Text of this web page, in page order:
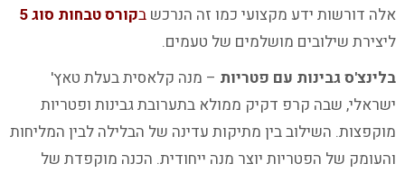
אלה דורשות ידע מקצועי כמו זה הנרכש בקורס טבחות סוג 5
ליצירת שילובים מושלמים של טעמים.
בלינצ'ס גבינות עם פטריות – מנה קלאסית בעלת טאץ'
ישראלי, שבה קרפ דקיק ממולא בתערובת גבינות ופטריות
מוקפצות. השילוב בין מתיקות עדינה של הבלילה לבין המליחות
והעומק של הפטריות יוצר מנה ייחודית. הכנה מוקפדת של